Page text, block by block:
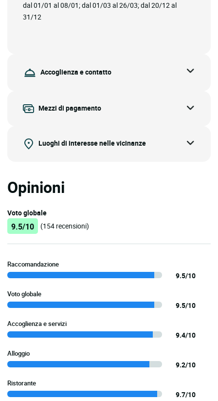
dal 01/01 al 08/01; dal 01/03 al 26/03; dal 20/12 al
31/12
Accoglienza e contatto
Mezzi di pagamento
Luoghi di interesse nelle vicinanze
Opinioni
Voto globale
9.5/10 (154 recensioni)
Raccomandazione
9.5/10
Voto globale
9.5/10
Accoglienza e servizi
9.4/10
Alloggio
9.2/10
Ristorante
9.7/10